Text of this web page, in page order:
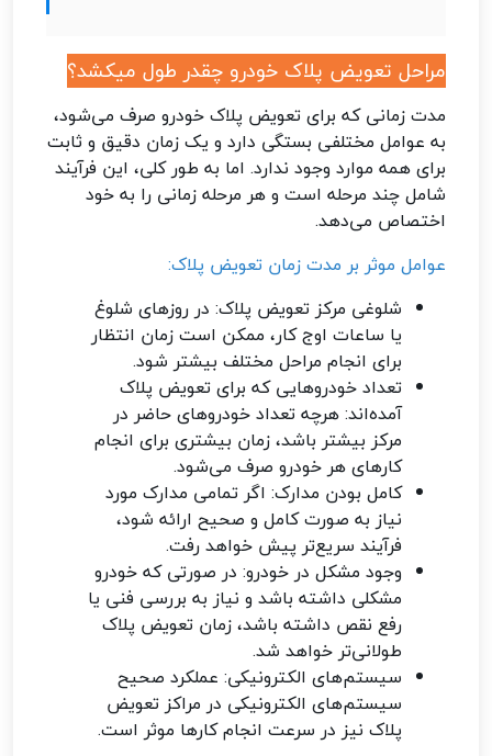
مراحل تعویض پلاک خودرو چقدر طول میکشد؟
مدت زمانی که برای تعویض پلاک خودرو صرف می‌شود،
به عوامل مختلفی بستگی دارد و یک زمان دقیق و ثابت
برای همه موارد وجود ندارد. اما به طور کلی، این فرآیند
شامل چند مرحله است و هر مرحله زمانی را به خود
اختصاص می‌دهد.
عوامل موثر بر مدت زمان تعویض پلاک:
شلوغی مرکز تعویض پلاک: در روزهای شلوغ
یا ساعات اوج کار، ممکن است زمان انتظار
برای انجام مراحل مختلف بیشتر شود.
تعداد خودروهایی که برای تعویض پلاک
آمده‌اند: هرچه تعداد خودروهای حاضر در
مرکز بیشتر باشد، زمان بیشتری برای انجام
کارهای هر خودرو صرف می‌شود.
کامل بودن مدارک: اگر تمامی مدارک مورد
نیاز به صورت کامل و صحیح ارائه شود،
فرآیند سریع‌تر پیش خواهد رفت.
وجود مشکل در خودرو: در صورتی که خودرو
مشکلی داشته باشد و نیاز به بررسی فنی یا
رفع نقص داشته باشد، زمان تعویض پلاک
طولانی‌تر خواهد شد.
سیستم‌های الکترونیکی: عملکرد صحیح
سیستم‌های الکترونیکی در مراکز تعویض
پلاک نیز در سرعت انجام کارها موثر است.